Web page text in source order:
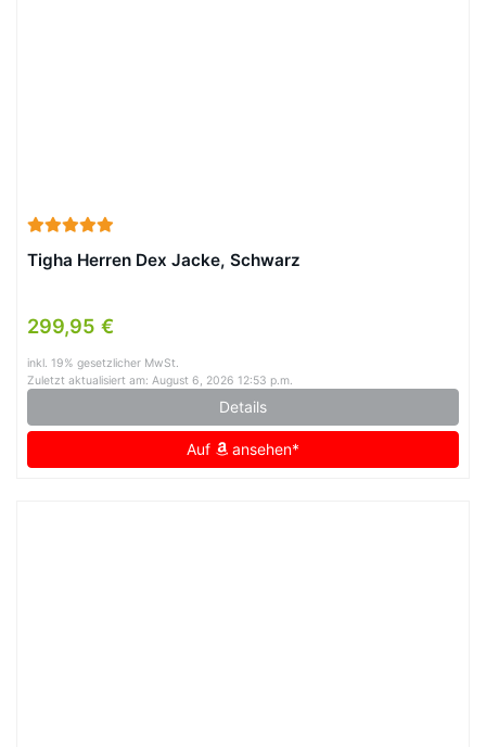
Tigha Herren Dex Jacke, Schwarz
299,95 €
inkl. 19% gesetzlicher MwSt.
Zuletzt aktualisiert am: August 6, 2026 12:53 p.m.
Details
Auf ansehen*